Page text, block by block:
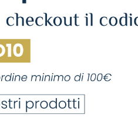
Terre
Cl.75 13°